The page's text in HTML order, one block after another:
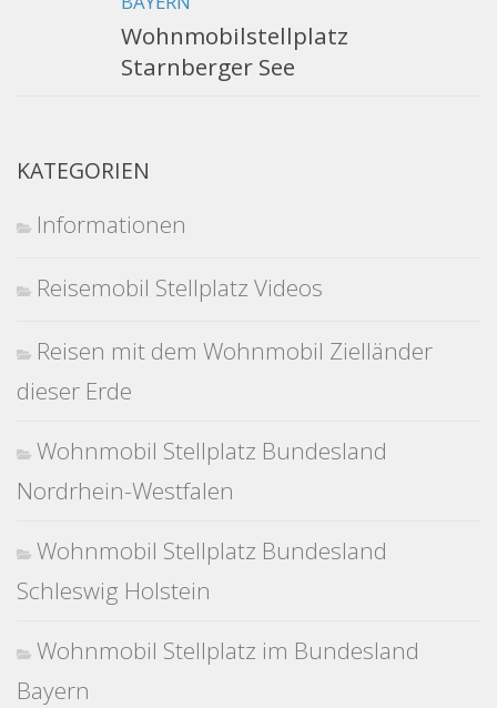
Wohnmobilstellplatz
Starnberger See
KATEGORIEN
Informationen
Reisemobil Stellplatz Videos
Reisen mit dem Wohnmobil Zielländer
dieser Erde
Wohnmobil Stellplatz Bundesland
Nordrhein-Westfalen
Wohnmobil Stellplatz Bundesland
Schleswig Holstein
Wohnmobil Stellplatz im Bundesland
Bayern